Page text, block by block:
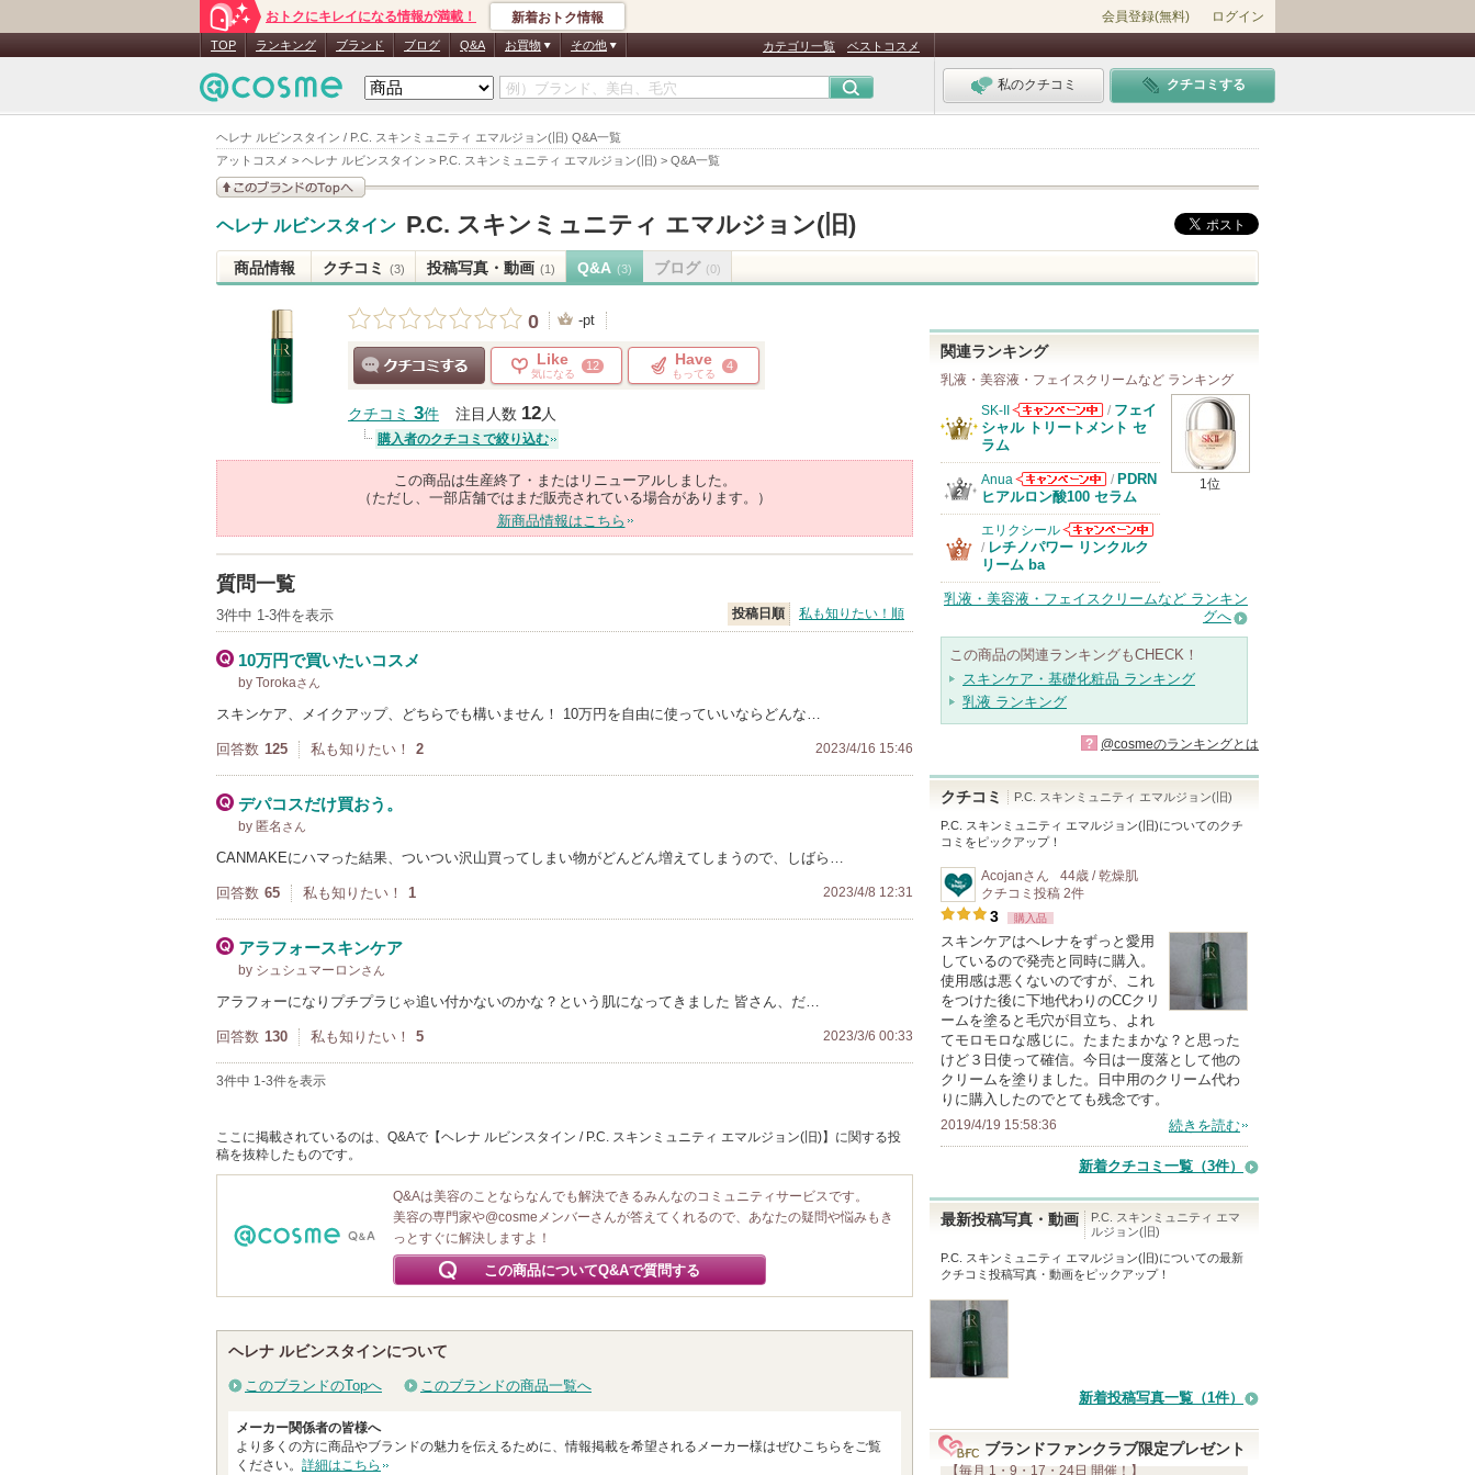
ヘレナ ルビンスタイン / P.C. スキンミュニティ エマルジョン(旧) Q&A一覧
アットコスメ > ヘレナ ルビンスタイン > P.C. スキンミュニティ エマルジョン(旧) > Q&A一覧
おトクにキレイになる情報が満載！ 新着おトク情報 会員登録(無料) ログイン
TOP ランキング ブランド ブログ Q&A お買物 その他 カテゴリ一覧 ベストコスメ
私のクチコミ クチコミする
ヘレナ ルビンスタイン P.C. スキンミュニティ エマルジョン(旧)
商品情報 クチコミ (3) 投稿写真・動画 (1) Q&A (3) ブログ (0)
0 -pt
Like
気になる
12 Have
もってる
4
クチコミ 3件 注目人数 12人
購入者のクチコミで絞り込む
この商品は生産終了・またはリニューアルしました。
（ただし、一部店舗ではまだ販売されている場合があります。）
新商品情報はこちら
質問一覧
3件中 1-3件を表示 投稿日順 私も知りたい！順
10万円で買いたいコスメ
by Torokaさん
スキンケア、メイクアップ、どちらでも構いません！ 10万円を自由に使っていいならどんな…
回答数 125 私も知りたい！ 2 2023/4/16 15:46
デパコスだけ買おう。
by 匿名 さん
CANMAKEにハマった結果、ついつい沢山買ってしまい物がどんどん増えてしまうので、しばら…
回答数 65 私も知りたい！ 1 2023/4/8 12:31
アラフォースキンケア
by シュシュマーロンさん
アラフォーになりプチプラじゃ追い付かないのかな？という肌になってきました 皆さん、だ…
回答数 130 私も知りたい！ 5 2023/3/6 00:33
3件中 1-3件を表示
ここに掲載されているのは、Q&Aで【ヘレナ ルビンスタイン / P.C. スキンミュニティ エマルジョン(旧)】に関する投
稿を抜粋したものです。
Q&Aは美容のことならなんでも解決できるみんなのコミュニティサービスです。
美容の専門家や@cosmeメンバーさんが答えてくれるので、あなたの疑問や悩みもき
っとすぐに解決しますよ！
この商品についてQ&Aで質問する
ヘレナ ルビンスタインについて
このブランドのTopへ このブランドの商品一覧へ
メーカー関係者の皆様へ
より多くの方に商品やブランドの魅力を伝えるために、情報掲載を希望されるメーカー様はぜひこちらをご覧
ください。 詳細はこちら
関連ランキング
乳液・美容液・フェイスクリームなど ランキング
1位
SK-II
SK-IIからのお
/ フェイ
シャル トリートメント セ
ラム
Anua
Anuaからのお
知らせがありま
す
/ PDRN
ヒアルロン酸100 セラム
エリクシール
エリクシールか
/ レチノパワー リンクルク
リーム ba
乳液・美容液・フェイスクリームなど ランキン
グへ
この商品の関連ランキングもCHECK！
スキンケア・基礎化粧品 ランキング
乳液 ランキング
? @cosmeのランキングとは
クチコミ P.C. スキンミュニティ エマルジョン(旧)
P.C. スキンミュニティ エマルジョン(旧)についてのクチ
コミをピックアップ！
Acojanさん
44歳 / 乾燥肌
クチコミ投稿 2件
3 購入品
スキンケアはヘレナをずっと愛用
しているので発売と同時に購入。
使用感は悪くないのですが、これ
をつけた後に下地代わりのCCクリ
ームを塗ると毛穴が目立ち、よれ
てモロモロな感じに。たまたまかな？と思った
けど３日使って確信。今日は一度落として他の
クリームを塗りました。日中用のクリーム代わ
りに購入したのでとても残念です。
2019/4/19 15:58:36 続きを読む
新着クチコミ一覧 （3件）
最新投稿写真・動画
P.C. スキンミュニティ エマ
ルジョン(旧)
P.C. スキンミュニティ エマルジョン(旧)についての最新
クチコミ投稿写真・動画をピックアップ！
新着投稿写真一覧（1件）
ブランドファンクラブ限定プレゼント
【毎月 1・9・17・24日 開催！】